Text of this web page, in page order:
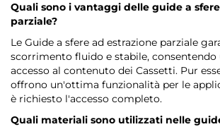
Quali sono i vantaggi delle guide a
parziale?
Le Guide a sfere ad estrazione parziale
scorrimento fluido e stabile,
accesso al contenuto dei Cassetti. Pur
offrono un'ottima funzionalità per le
è richiesto l'accesso completo.
Quali materiali sono utilizzati nelle